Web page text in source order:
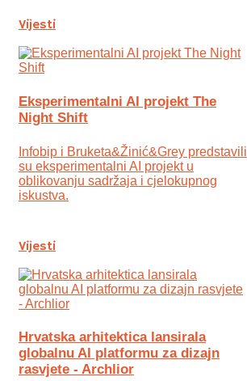
Vijesti
Eksperimentalni AI projekt The
Night Shift
Infobip i Bruketa&Žinić&Grey predstavili
su eksperimentalni AI projekt u
oblikovanju sadržaja i cjelokupnog
iskustva.
Vijesti
Hrvatska arhitektica lansirala
globalnu AI platformu za dizajn
rasvjete - Archlior